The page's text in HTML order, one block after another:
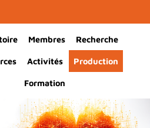
Membres Recherche
Activités Production
Formation